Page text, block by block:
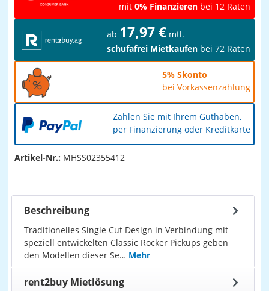
mit 0% Finanzieren bei 12 Raten
ab 17,97 € mtl.
schufafrei Mietkaufen bei 72 Raten
5% Skonto
bei Vorkassenzahlung
Zahlen Sie mit Ihrem Guthaben,
per Finanzierung oder Kreditkarte
Artikel-Nr.: MHSS02355412
Beschreibung
Traditionelles Single Cut Design in Verbindung mit
speziell entwickelten Classic Rocker Pickups geben
den Modellen dieser Se… Mehr
rent2buy Mietlösung